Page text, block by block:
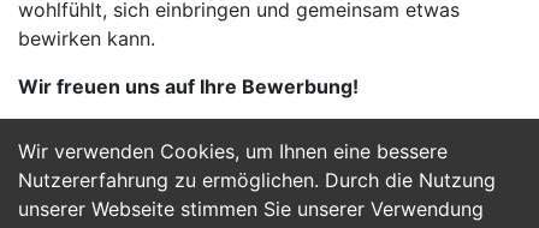
Wir verwenden Cookies, um Ihnen eine bessere
Nutzererfahrung zu ermöglichen. Durch die Nutzung
unserer Webseite stimmen Sie unserer Verwendung
wohlfühlt, sich einbringen und gemeinsam etwas
bewirken kann.
Wir freuen uns auf Ihre Bewerbung!
Jetzt Bewerben